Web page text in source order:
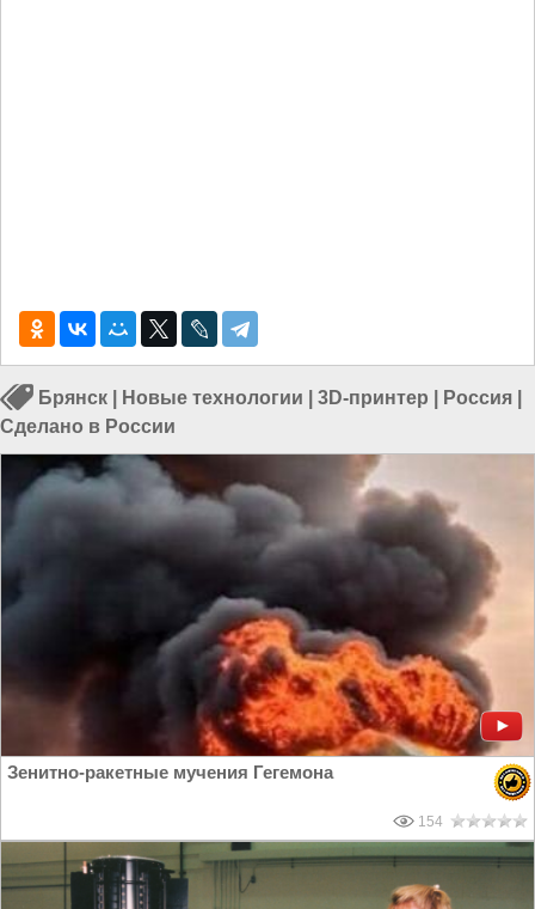
Брянск Новые технологии 3D-принтер Россия
Сделано в России
Зенитно-ракетные мучения Гегемона
154